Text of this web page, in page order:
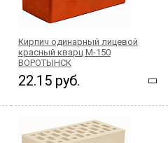
Кирпич одинарный лицевой
красный кварц М-150
ВОРОТЫНСК
22.15 руб.